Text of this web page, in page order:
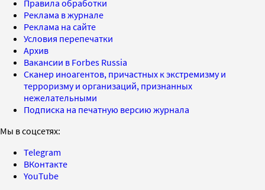
Правила обработки
Реклама в журнале
Реклама на сайте
Условия перепечатки
Архив
Вакансии в Forbes Russia
Сканер иноагентов, причастных к экстремизму и
терроризму и организаций, признанных
нежелательными
Подписка на печатную версию журнала
Мы в соцсетях:
Telegram
ВКонтакте
YouTube